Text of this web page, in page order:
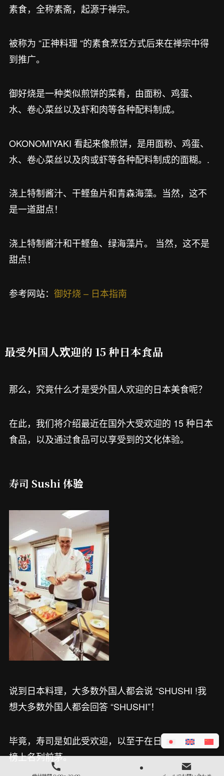
素食，全称素斋，起源于禅宗。
被称为 “正神料理 “的素食烹饪方式后来在禅宗中得
到推广。
御好烧是一种类似煎饼的菜肴，由面粉、鸡蛋、
水、卷心菜丝以及虾和肉等各种配料制成。
OKONOMIYAKI 看起来像煎饼，是用面粉、鸡蛋、
水、卷心菜丝以及肉或虾等各种配料制成的面糊。.
浇上特制酱汁、干鲣鱼片和青森海藻。当然，这不
是一道甜点！
浇上特制酱汁和干鲣鱼、绿海藻片。 当然，这不是
甜点！
参考网站： 御好烧 – 日本指南
最受外国人欢迎的 15 种日本食品
那么，究竟什么才是受外国人欢迎的日本美食呢？
在此，我们将介绍最近在国外大受欢迎的 15 种日本
食品，以及通过食品可以享受到的文化体验。
寿司 Sushi 体验
说到日本料理，大多数外国人都会说 “SHUSHI !我
想大多数外国人都会回答 “SHUSHI”！
毕竟，寿司是如此受欢迎，以至于在日本食品排行
榜上名列前茅。